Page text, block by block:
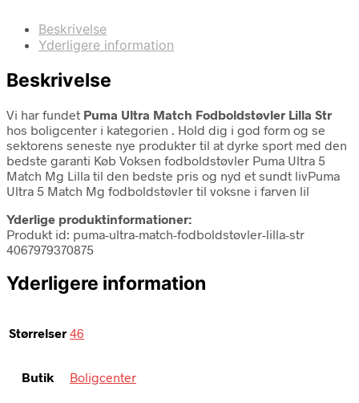
Beskrivelse
Yderligere information
Beskrivelse
Vi har fundet Puma Ultra Match Fodboldstøvler Lilla Str
hos boligcenter i kategorien . Hold dig i god form og se
sektorens seneste nye produkter til at dyrke sport med den
bedste garanti Køb Voksen fodboldstøvler Puma Ultra 5
Match Mg Lilla til den bedste pris og nyd et sundt livPuma
Ultra 5 Match Mg fodboldstøvler til voksne i farven lil
Yderlige produktinformationer:
Produkt id: puma-ultra-match-fodboldstøvler-lilla-str
4067979370875
Yderligere information
Størrelser 46
Butik Boligcenter